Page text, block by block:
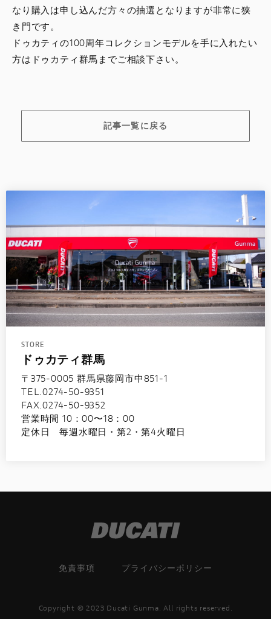
なり購入は申し込んだ方々の抽選となりますが非常に狭
き門です。
ドゥカティの100周年コレクションモデルを手に入れたい
方はドゥカティ群馬までご相談下さい。
記事一覧に戻る
STORE
ドゥカティ群馬
〒375-0005 群馬県藤岡市中851-1
TEL.0274-50-9351
FAX.0274-50-9352
営業時間 10：00〜18：00
定休日 毎週水曜日・第2・第4火曜日
免責事項 プライバシーポリシー
Copyright © 2023 Ducati Gunma. All rights reserved.